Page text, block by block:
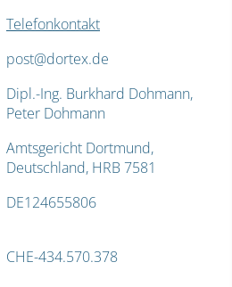
Telefonkontakt
post@dortex.de
Dipl.-Ing. Burkhard Dohmann,
Peter Dohmann
Amtsgericht Dortmund,
Deutschland, HRB 7581
DE124655806
CHE-434.570.378